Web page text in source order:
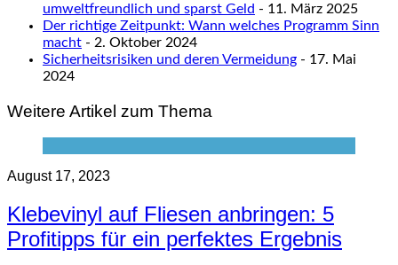
umweltfreundlich und sparst Geld - 11. März 2025
Der richtige Zeitpunkt: Wann welches Programm Sinn
macht - 2. Oktober 2024
Sicherheitsrisiken und deren Vermeidung - 17. Mai
2024
Weitere Artikel zum Thema
August 17, 2023
Klebevinyl auf Fliesen anbringen: 5
Profitipps für ein perfektes Ergebnis